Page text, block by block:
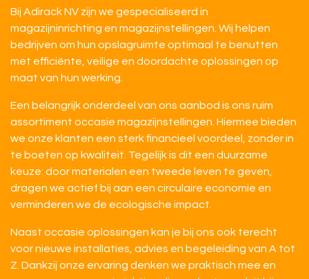
Bij Adirack NV zijn we gespecialiseerd in
magazijninrichting en magazijnstellingen. Wij helpen
bedrijven om hun opslagruimte optimaal te benutten
met efficiënte, veilige en doordachte oplossingen op
maat van hun werking.
Een belangrijk onderdeel van ons aanbod is ons ruim
assortiment occasie magazijnstellingen. Hiermee bieden
we onze klanten een sterk financieel voordeel, zonder in
te boeten op kwaliteit. Tegelijk is dit een duurzame
keuze: door materialen een tweede leven te geven,
dragen we actief bij aan een circulaire economie en
verminderen we de ecologische impact.
Naast occasie oplossingen kan je bij ons ook terecht
voor nieuwe installaties, advies en begeleiding van A tot
Z. Dankzij onze ervaring denken we praktisch mee en